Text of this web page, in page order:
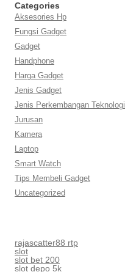
Categories
Aksesories Hp
Fungsi Gadget
Gadget
Handphone
Harga Gadget
Jenis Gadget
Jenis Perkembangan Teknologi
Jurusan
Kamera
Laptop
Smart Watch
Tips Membeli Gadget
Uncategorized
rajascatter88 rtp
slot
slot bet 200
slot depo 5k